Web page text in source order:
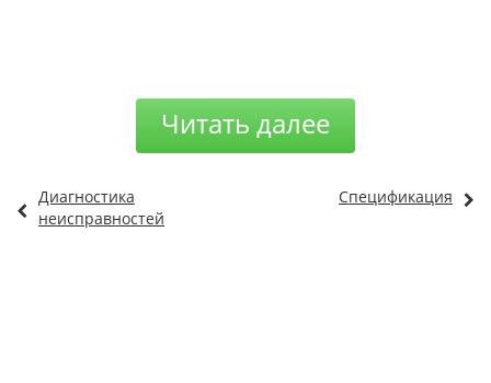
Читать далее
Диагностика
неисправностей
Спецификация